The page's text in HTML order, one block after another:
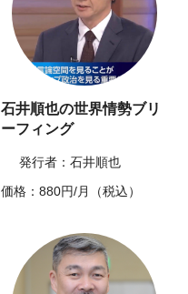
石井順也の世界情勢ブリ
ーフィング
発行者：石井順也
価格：880円/月（税込）